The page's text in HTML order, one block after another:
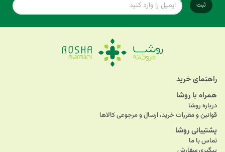
ثبت
راهنمای خرید
همراه با روشا
درباره روشا
قوانین و مقررات خرید، ارسال و مرجوعی کالاها
پشتیبانی روشا
تماس با ما